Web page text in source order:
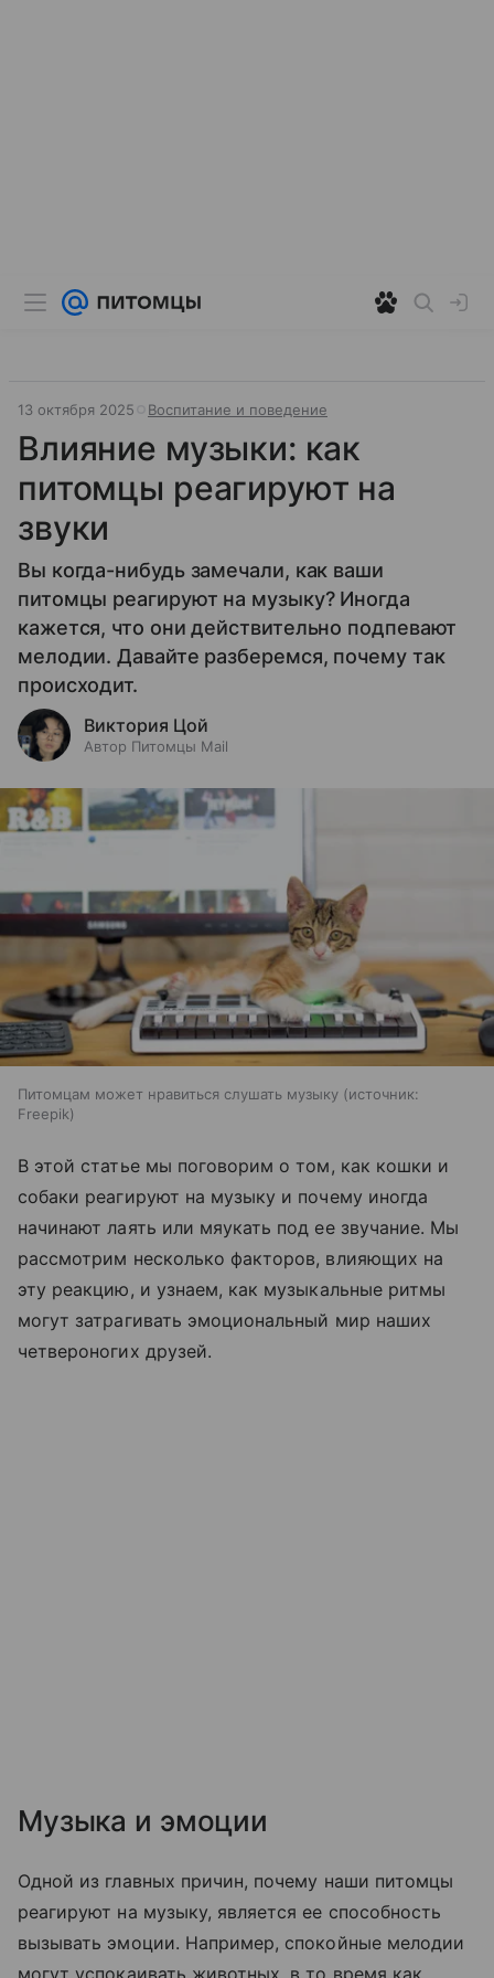
13 октября 2025 Воспитание и поведение
Влияние музыки: как
питомцы реагируют на
звуки
Вы когда-нибудь замечали, как ваши
питомцы реагируют на музыку? Иногда
кажется, что они действительно подпевают
мелодии. Давайте разберемся, почему так
происходит.
Виктория Цой
Автор Питомцы Mail
Питомцам может нравиться слушать музыку
источник:
Freepik
В этой статье мы поговорим о том, как кошки и
собаки реагируют на музыку и почему иногда
начинают лаять или мяукать под ее звучание. Мы
рассмотрим несколько факторов, влияющих на
эту реакцию, и узнаем, как музыкальные ритмы
могут затрагивать эмоциональный мир наших
четвероногих друзей.
Музыка и эмоции
Одной из главных причин, почему наши питомцы
реагируют на музыку, является ее способность
вызывать эмоции. Например, спокойные мелодии